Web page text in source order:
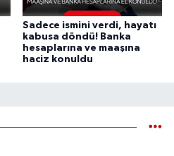
Sadece ismini verdi, hayatı
kabusa döndü! Banka
hesaplarına ve maaşına
haciz konuldu